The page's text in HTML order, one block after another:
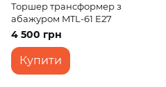
Торшер трансформер з
абажуром MTL-61 E27
4 500 грн
Купити